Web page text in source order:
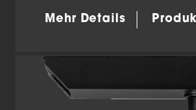
Mehr Details
Wir verwenden Cookies und
Erfahrung zu verbessern.
können verarbeitet werden (z. B. IP-
personalisierte Anzeigen und
Weitere